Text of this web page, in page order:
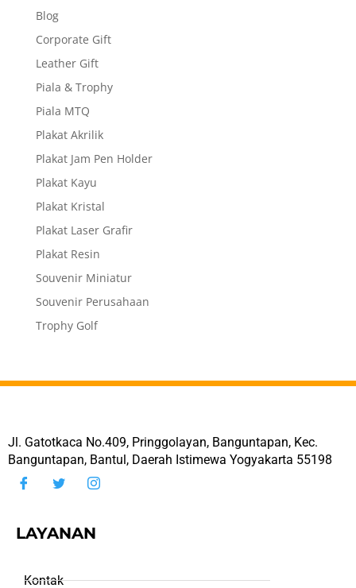
Blog
Corporate Gift
Leather Gift
Piala & Trophy
Piala MTQ
Plakat Akrilik
Plakat Jam Pen Holder
Plakat Kayu
Plakat Kristal
Plakat Laser Grafir
Plakat Resin
Souvenir Miniatur
Souvenir Perusahaan
Trophy Golf
Jl. Gatotkaca No.409, Pringgolayan, Banguntapan, Kec.
Banguntapan, Bantul, Daerah Istimewa Yogyakarta 55198
LAYANAN
Kontak